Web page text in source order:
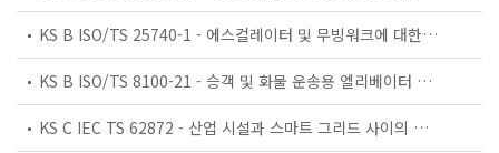
KS B ISO/TS 25740-1 - 에스컬레이터 및 무빙워크에 대한 안전요건 — 제1부: 세계공통 필수 안전요건(GESRs)
KS B ISO/TS 8100-21 - 승객 및 화물 운송용 엘리베이터 —제21부: 세계공통 필수안전요건(GESRs)을 충족하는 세계공통 안전 파라미터(GSPs)
KS C IEC TS 62872 - 산업 시설과 스마트 그리드 사이의 산업 공정 측정, 제어 및 자동화 시스템 인터페이스